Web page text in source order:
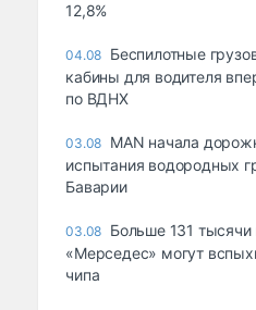
12,8%
04.08 Беспилотные
кабины для водителя
по ВДНХ
03.08 MAN начала
испытания водородных
Баварии
03.08 Больше 131 тысячи
«Мерседес» могут
чипа